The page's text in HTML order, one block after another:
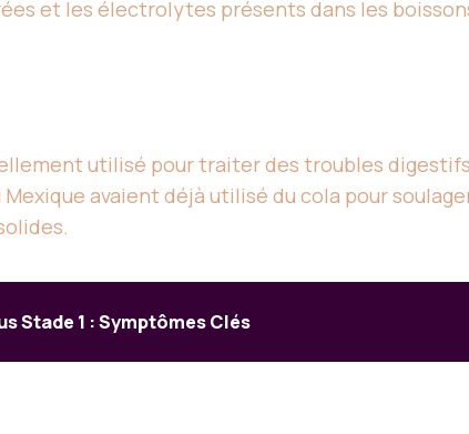
et les électrolytes présents dans les
utilisé pour traiter des troubles
avaient déjà utilisé du cola pour
Stade 1 : Symptômes Clés